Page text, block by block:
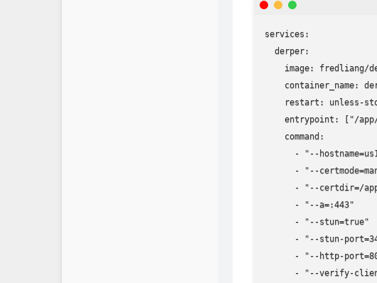
services:
  derper:
image: fredliang/
container_name:
restart: unless-
entrypoint: ["/
    command:
- "--
- "--
- "--certdir=/
      - "--a=:443"
      - "--stun=true"
- "--stun-
- "--http-
- "--verify-